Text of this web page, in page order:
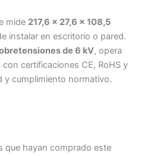
mide 217,6 × 27,6 × 108,5
instalar en escritorio o pared.
de 6 kV, opera
con certificaciones CE, RoHS y
y cumplimiento normativo.
que hayan comprado este